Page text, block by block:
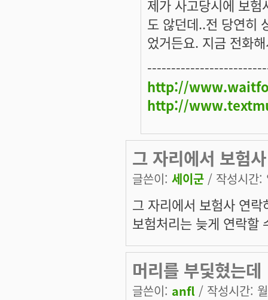
제가 사고당시에 보
도 않던데..전 당연히
었거든요. 지금 전화
http://
http://
그 자리에서 보험사
글쓴이: 세이군 / 작성시간
그 자리에서 보험사 연
보험처리는 늦게 연락할
머리를 부딫혔는데
글쓴이: anfl / 작성시간: